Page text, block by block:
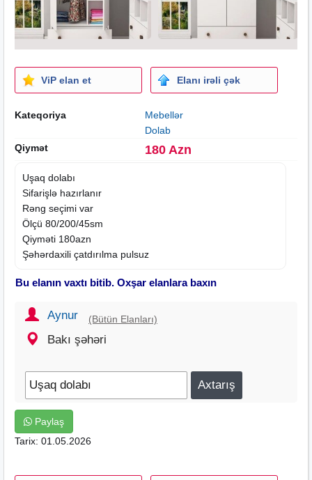
ViP elan et Elanı irəli çək
Kateqoriya
Mebellər
Dolab
Qiymət
180 Azn
Uşaq dolabı
Sifarişlə hazırlanır
Rəng seçimi var
Ölçü 80/200/45sm
Qiyməti 180azn
Şəhərdaxili çatdırılma pulsuz
Bu elanın vaxtı bitib. Oxşar elanlara baxın
Aynur (Bütün Elanları)
Bakı şəhəri
Paylaş
Tarix: 01.05.2026